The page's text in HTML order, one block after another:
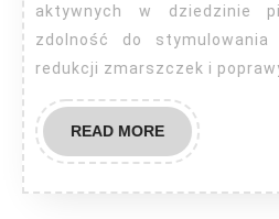
aktywnych w dziedzinie
zdolność do stymulowania
redukcji zmarszczek i
READ MOREREAD
MORE